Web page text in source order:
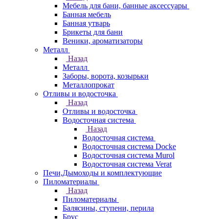
Мебель для бани, банные аксессуары
Банная мебель
Банная утварь
Брикеты для бани
Веники, ароматизаторы
Металл
Назад
Металл
Заборы, ворота, козырьки
Металлопрокат
Отливы и водосточка
Назад
Отливы и водосточка
Водосточная система
Назад
Водосточная система
Водосточная система Docke
Водосточная система Murol
Водосточная система Verat
Печи,Дымоходы и комплектующие
Пиломатериалы
Назад
Пиломатериалы
Балясины, ступени, перила
Брус